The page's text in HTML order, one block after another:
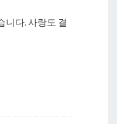
니다. 사랑도 결